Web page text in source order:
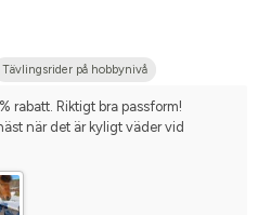
Tävlingsrider på hobbynivå
rabatt. Riktigt bra passform!
när det är kyligt väder vid